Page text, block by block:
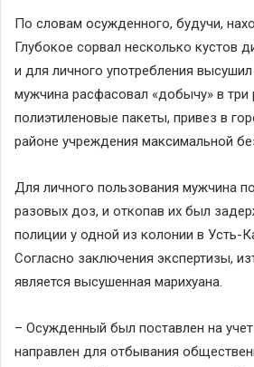
По словам осужденного, будучи,
Глубокое сорвал несколько кустов
и для личного употребления
мужчина расфасовал «добычу» в три
полиэтиленовые пакеты, привез в
районе учреждения максимальной
Для личного пользования мужчина
разовых доз, и откопав их был
полиции у одной из колонии в Усть-
Согласно заключения экспертизы,
является высушенная марихуана.
– Осужденный был поставлен на
направлен для отбывания